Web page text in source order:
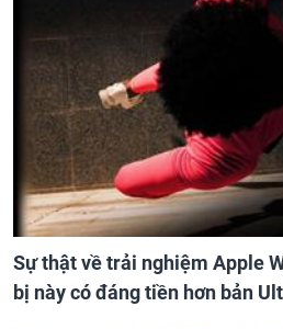
Sự thật về trải nghiệm Apple
bị này có đáng tiền hơn bản